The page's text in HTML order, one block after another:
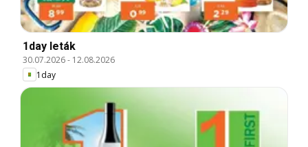
1day leták
30.07.2026- 12.08.2026
1day